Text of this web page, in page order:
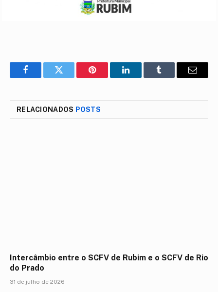
FacebookTwitter Pinterest LinkedInTumblr
E-
RELACIONADOS POSTS
Intercâmbio entre o SCFV de Rubim e o SCFV de Rio
do Prado
31 de julho de 2026